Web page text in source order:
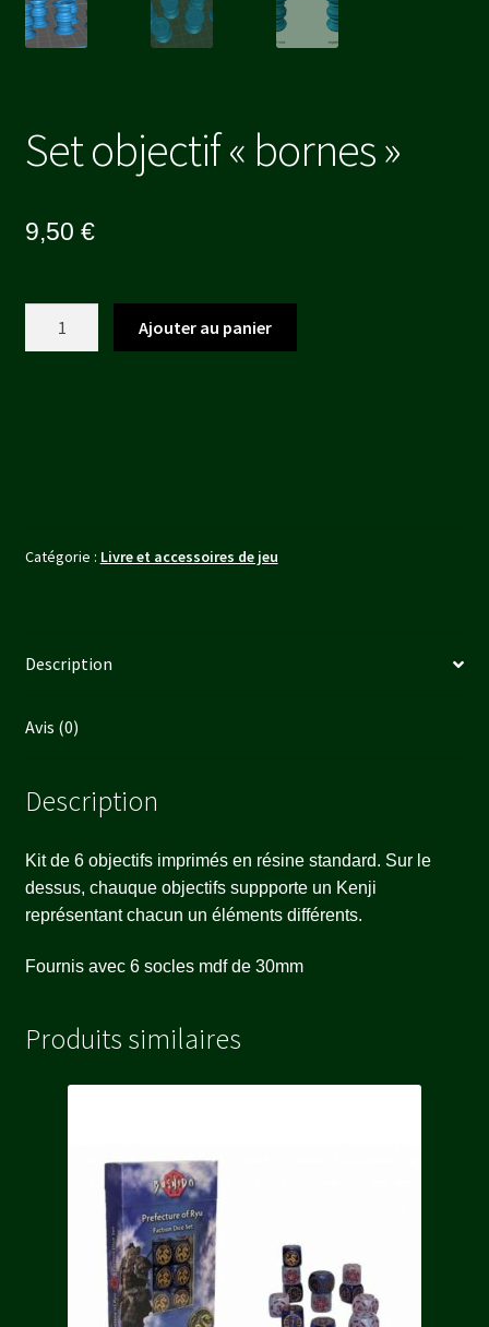
Set objectif « bornes »
9,50 €
Ajouter au panier
Catégorie : Livre et accessoires de jeu
Description
Avis (0)
Description
Kit de 6 objectifs imprimés en résine standard. Sur le
dessus, chauque objectifs suppporte un Kenji
représentant chacun un éléments différents.
Fournis avec 6 socles mdf de 30mm
Produits similaires